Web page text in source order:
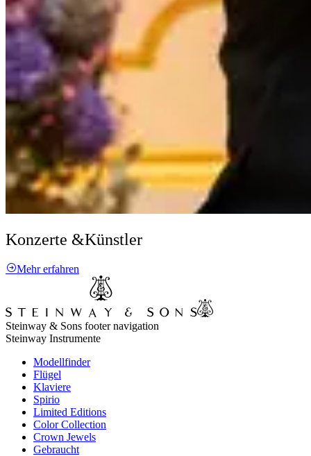
Konzerte &Künstler
Mehr erfahren
Steinway & Sons footer navigation
Steinway Instrumente
Modellfinder
Flügel
Klaviere
Spirio
Limited Editions
Color Collection
Crown Jewels
Gebraucht